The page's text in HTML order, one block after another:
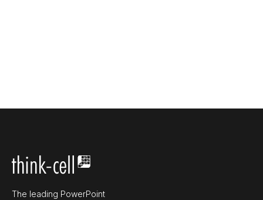
The leading PowerPoint